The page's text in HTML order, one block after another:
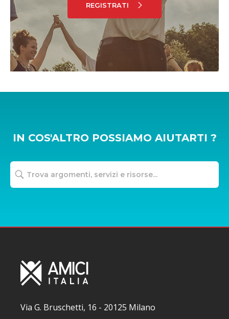
REGISTRATI
IN COS'ALTRO POSSIAMO AIUTARTI ?
Via G. Bruschetti, 16 - 20125 Milano